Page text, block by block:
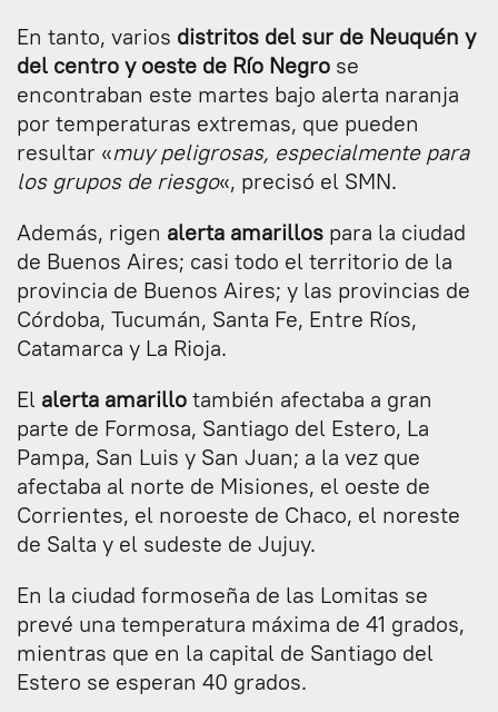
En tanto, varios distritos del sur de Neuquén y
del centro y oeste de Río Negro se
encontraban este martes bajo alerta naranja
por temperaturas extremas, que pueden
resultar «muy peligrosas, especialmente para
los grupos de riesgo«, precisó el SMN.
Además, rigen alerta amarillos para la ciudad
de Buenos Aires; casi todo el territorio de la
provincia de Buenos Aires; y las provincias de
Córdoba, Tucumán, Santa Fe, Entre Ríos,
Catamarca y La Rioja.
El alerta amarillo también afectaba a gran
parte de Formosa, Santiago del Estero, La
Pampa, San Luis y San Juan; a la vez que
afectaba al norte de Misiones, el oeste de
Corrientes, el noroeste de Chaco, el noreste
de Salta y el sudeste de Jujuy.
En la ciudad formoseña de las Lomitas se
prevé una temperatura máxima de 41 grados,
mientras que en la capital de Santiago del
Estero se esperan 40 grados.